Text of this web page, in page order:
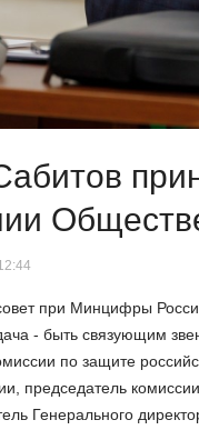
при Минцифры
- быть связующим
по защите
председатель
Генерального